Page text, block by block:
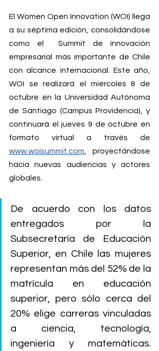
El Women Open Innovation (WOI) llega
a su séptima edición, consolidándose
como el  Summit de innovación
empresarial más importante de Chile
con alcance internacional. Este año,
WOI se realizará el miércoles 8 de
octubre en la Universidad Autónoma
de Santiago (Campus Providencia), y
continuará el jueves 9 de octubre en
www.woisummit.com , proyectándose
hacia nuevas audiencias y actores
globales.
De acuerdo con los datos
entregados por la
Subsecretaría de Educación
Superior, en Chile las mujeres
representan más del 52% de la
matrícula en educación
superior, pero sólo cerca del
20% elige carreras vinculadas
a ciencia, tecnología,
ingeniería y matemáticas.